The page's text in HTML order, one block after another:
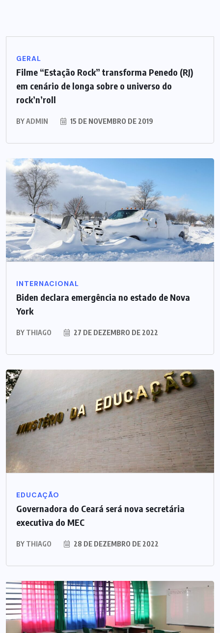
GERAL
Filme “Estação Rock” transforma Penedo (RJ)
em cenário de longa sobre o universo do
rock’n’roll
BYADMIN 15 DE NOVEMBRO DE 2019
INTERNACIONAL
Biden declara emergência no estado de Nova
York
BY THIAGO 27 DE DEZEMBRO DE 2022
EDUCAÇÃO
Governadora do Ceará será nova secretária
executiva do MEC
BY THIAGO 28 DE DEZEMBRO DE 2022